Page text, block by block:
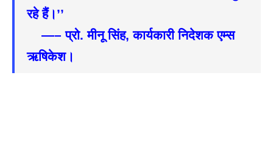
रहे हैं।’’
—– प्रो. मीनू सिंह, कार्यकारी निदेशक एम्स
ऋषिकेश।